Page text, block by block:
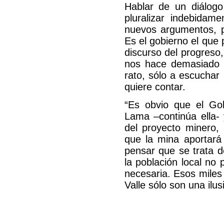
Hablar de un
pluralizar
nuevos argumentos,
Es el gobierno el que
discurso del
nos hace
rato, sólo a escuchar
quiere contar.
“Es obvio que el
Lama –continúa
del proyecto minero,
que la mina
pensar que se trata
la población local no
necesaria. Esos
Valle sólo son una